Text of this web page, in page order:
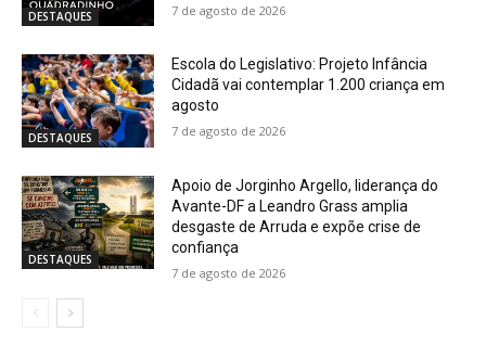
DESTAQUES 7 de agosto de 2026
DESTAQUES
Escola do Legislativo: Projeto Infância
Cidadã vai contemplar 1.200 criança em
agosto
7 de agosto de 2026
DESTAQUES
Apoio de Jorginho Argello, liderança do
Avante-DF a Leandro Grass amplia
desgaste de Arruda e expõe crise de
confiança
7 de agosto de 2026